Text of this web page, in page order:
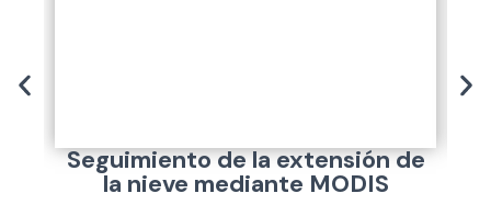
Seguimiento de la extensión de
la nieve mediante MODIS